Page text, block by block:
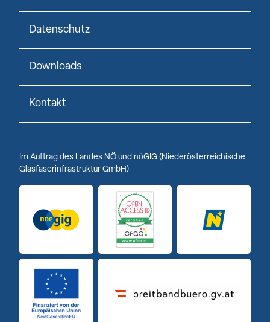
Datenschutz
Downloads
Kontakt
Im Auftrag des Landes NÖ und nöGIG (Niederösterreichische
Glasfaserinfrastruktur GmbH)
Logo noeGIG Logo Open Access IDLogo
Finanziert von der Europäischen UnionBreitbandbuero Logo